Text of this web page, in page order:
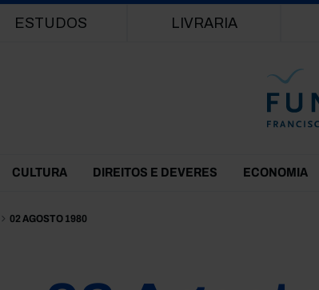
ESTUDOS LIVRARIA
CULTURA DIREITOS E DEVERES ECONOMIA
02 AGOSTO 1980